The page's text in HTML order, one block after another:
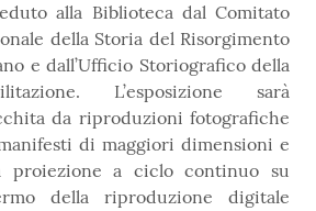
alla Biblioteca dal Comitato
della Storia del Risorgimento
e dall’Ufficio Storiografico della
L’esposizione sarà
da riproduzioni fotografiche
di maggiori dimensioni e
proiezione a ciclo continuo su
della riproduzione digitale